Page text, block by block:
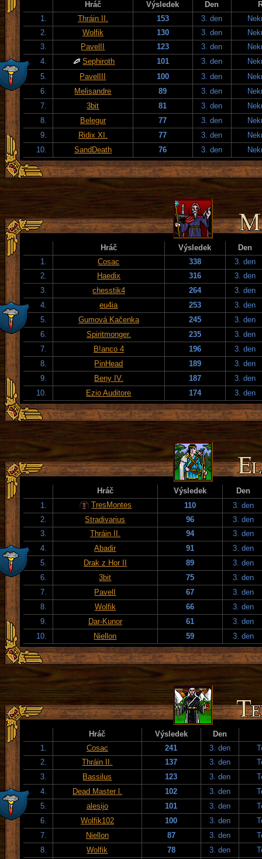
Hráč Výsledek Den
1.
Thráin II. 153 3. den
2.
Wolfik 130 3. den
3.
PavelII 123 3. den
4.
Sephiroth 101 3. den
5.
PavelIII 100 3. den
6.
Melisandre 89 3. den
7.
3bit 81 3. den
8.
Belegur 77 3. den
9.
Ridix XI. 77 3. den
10.
SandDeath 76 3. den
Hráč Výsledek
Den
1.
Cosac 338
3. den
2.
Haedix 316
3. den
3.
chesstik4 264
3. den
4.
eu4ia 253
3. den
5.
Gumová Kačenka 245
3. den
6.
Spiritmonger. 235
3. den
7.
B!anco 4 196
3. den
8.
PinHead 189
3. den
9.
Beny IV. 187
3. den
10.
Ezio Auditore 174 3. den
Hráč Výsledek
Den
1.
TresMontes 110
3. den
2.
Stradivarius 96
3. den
3.
Thráin II. 94
3. den
4.
Abadir 91
3. den
5.
Drak z Hor II 89
3. den
6.
3bit 75
3. den
7.
PavelI 67
3. den
8.
Wolfik 66
3. den
9.
Dar-Kunor 61
3. den
10.
Niellon 59 3. den
Hráč Výsledek
Den
1.
Cosac 241 3. den
2.
Thráin II. 137 3. den
3.
Bassilus 123 3. den
4.
Dead Master l. 102 3. den
5.
alesijo 101 3. den
6.
Wolfik102 100 3. den
7.
Niellon 87 3. den
8.
Wolfik 78 3. den